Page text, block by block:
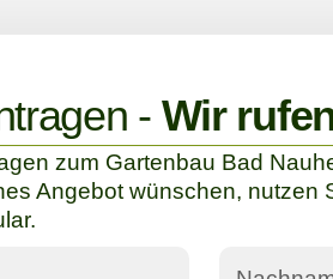
- Wir
zum Gartenbau Bad
Angebot wünschen, nutzen